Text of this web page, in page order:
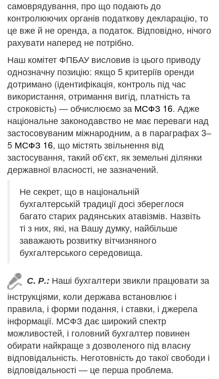
самоврядування, про що подають до
контролюючих органів податкову декларацію, то
це вже й не оренда, а податок. Відповідно, нічого
рахувати наперед не потрібно.
Наш комітет ФПБАУ висловив із цього приводу
однозначну позицію: якщо 5 критеріїв оренди
дотримано (ідентифікація, контроль під час
використання, отримання вигід, платність та
строковість) — обчислюємо за МСФЗ 16. Адже
національне законодавство не має переваги над
застосовуваним міжнародним, а в параграфах 3–
5 МСФЗ 16, що містять звільнення від
застосування, такий об’єкт, як земельні ділянки
державної власності, не зазначений.
Не секрет, що в національній
бухгалтерській традиції досі збереглося
багато старих радянських атавізмів. Назвіть
ті з них, які, на Вашу думку, найбільше
заважають розвитку вітчизняного
бухгалтерського середовища.
С. Р.: Наші бухгалтери звикли працювати за
інструкціями, коли держава встановлює і
правила, і форми подання, і ставки, і джерела
інформації. МСФЗ дає широкий спектр
можливостей, і головний бухгалтер повинен
обирати найкраще з дозволеного під власну
відповідальність. Неготовність до такої свободи і
відповідальності — це перша проблема.